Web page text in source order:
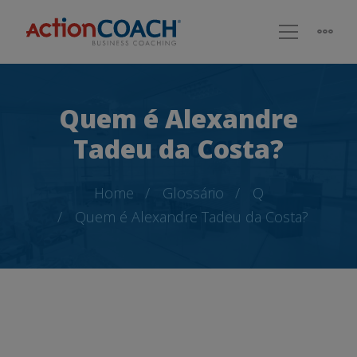
Quem é Alexandre
Tadeu da Costa?
Home Glossário
Q
Quem é Alexandre Tadeu da Costa?